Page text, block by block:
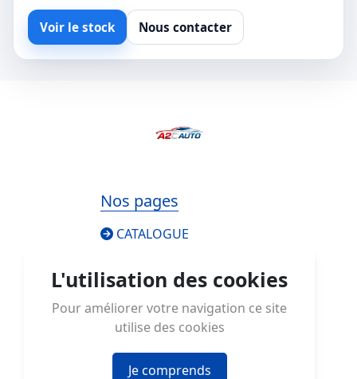
Voir le stock Nous contacter
Nos pages
CATALOGUE
CONSEILS
L'utilisation des cookies
Pour améliorer votre navigation ce site
utilise des cookies
Je comprends